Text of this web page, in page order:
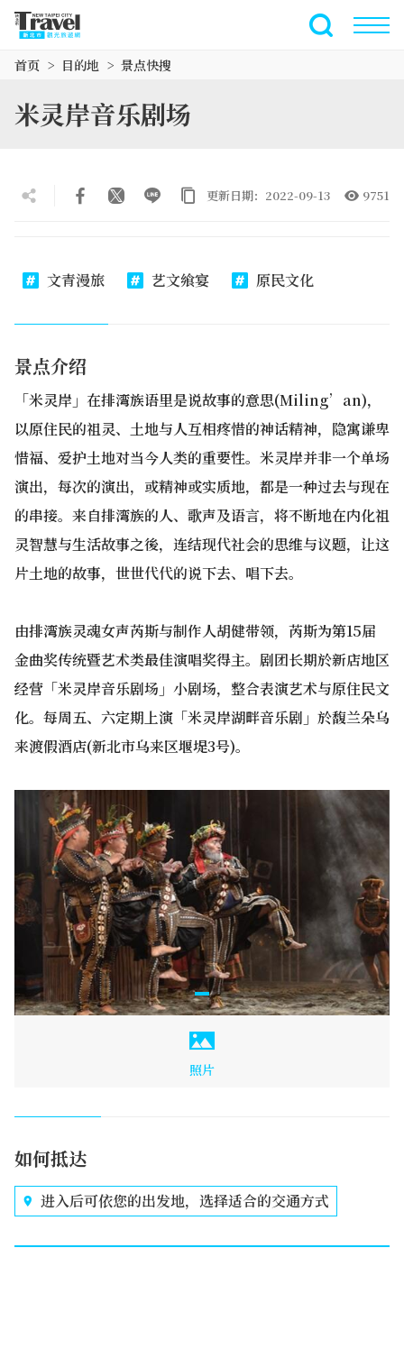
全文搜索
首页 目的地 景点快搜
米灵岸音乐剧场
更新日期：2022-09-13 9751
文青漫旅 艺文飨宴 原民文化
景点介绍
「米灵岸」在排湾族语里是说故事的意思(Miling’an)，
以原住民的祖灵、土地与人互相疼惜的神话精神，隐寓谦卑
惜福、爱护土地对当今人类的重要性。米灵岸并非一个单场
演出，每次的演出，或精神或实质地，都是一种过去与现在
的串接。来自排湾族的人、歌声及语言，将不断地在内化祖
灵智慧与生活故事之後，连结现代社会的思维与议题，让这
片土地的故事，世世代代的说下去、唱下去。
由排湾族灵魂女声芮斯与制作人胡健带领，芮斯为第15届
金曲奖传统暨艺术类最佳演唱奖得主。剧团长期於新店地区
经营「米灵岸音乐剧场」小剧场，整合表演艺术与原住民文
化。每周五、六定期上演「米灵岸湖畔音乐剧」於馥兰朵乌
来渡假酒店(新北市乌来区堰堤3号)。
照片
如何抵达
进入后可依您的出发地，选择适合的交通方式